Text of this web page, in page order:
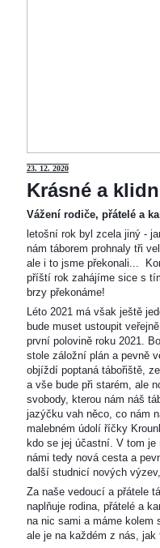
23. 12. 2020
Krásné a
Vážení rodiče, přátelé a
letošní rok byl zcela jiný -
nám táborem prohnaly tři
ale i to jsme překonali...
příští rok zahájíme sice s
brzy překonáme!
Léto 2021 má však ještě
bude muset ustoupit
první polovině roku 2021.
stole záložní plán a pevně
objíždí poptaná tábořiště,
a vše bude při starém, ale
svobody, kterou nám náš
jazýčku vah něco, co nám
malebném údolí říčky
kdo se jej účastní. V tom
námi tedy nová cesta a
další studnicí nových
Za naše vedoucí a přátele
naplňuje rodina, přátelé a
na nic sami a máme kolem
ale je na každém z nás, jak